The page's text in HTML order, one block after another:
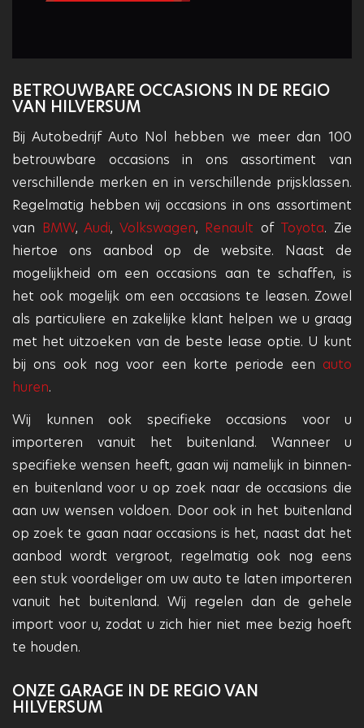
BETROUWBARE OCCASIONS IN DE REGIO
VAN HILVERSUM
Bij Autobedrijf Auto Nol hebben we meer dan 100
betrouwbare occasions in ons assortiment van
verschillende merken en in verschillende prijsklassen.
Regelmatig hebben wij occasions in ons assortiment
van BMW,Audi, Volkswagen, Renault of Toyota. Zie
hiertoe ons aanbod op de website. Naast de
mogelijkheid om een occasions aan te schaffen, is
het ook mogelijk om een occasions te leasen. Zowel
als particuliere en zakelijke klant helpen we u graag
met het uitzoeken van de beste lease optie. U kunt
bij ons ook nog voor een korte periode een auto
huren.
Wij kunnen ook specifieke occasions voor u
importeren vanuit het buitenland. Wanneer u
specifieke wensen heeft, gaan wij namelijk in binnen-
en buitenland voor u op zoek naar de occasions die
aan uw wensen voldoen. Door ook in het buitenland
op zoek te gaan naar occasions is het, naast dat het
aanbod wordt vergroot, regelmatig ook nog eens
een stuk voordeliger om uw auto te laten importeren
vanuit het buitenland. Wij regelen dan de gehele
import voor u, zodat u zich hier niet mee bezig hoeft
te houden.
ONZE GARAGE IN DE REGIO VAN
HILVERSUM